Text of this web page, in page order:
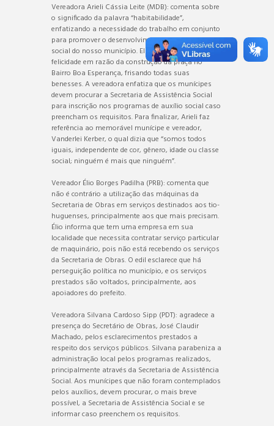
Vereadora Arieli Cássia Leite (MDB): comenta sobre
o significado da palavra “habitabilidade”,
enfatizando a necessidade do trabalho em conjunto
para promover o desenvolvimento econômico e
social do nosso município. Ela expressa sua
felicidade em razão da construção da praça no
Bairro Boa Esperança, frisando todas suas
benesses. A vereadora enfatiza que os munícipes
devem procurar a Secretaria de Assistência Social
para inscrição nos programas de auxílio social caso
preencham os requisitos. Para finalizar, Arieli faz
referência ao memorável munícipe e vereador,
Vanderlei Kerber, o qual dizia que “somos todos
iguais, independente de cor, gênero, idade ou classe
social; ninguém é mais que ninguém”.
Vereador Élio Borges Padilha (PRB): comenta que
não é contrário a utilização das máquinas da
Secretaria de Obras em serviços destinados aos tio-
huguenses, principalmente aos que mais precisam.
Élio informa que tem uma empresa em sua
localidade que necessita contratar serviço particular
de maquinário, pois não está recebendo os serviços
da Secretaria de Obras. O edil esclarece que há
perseguição política no município, e os serviços
prestados são voltados, principalmente, aos
apoiadores do prefeito.
Vereadora Silvana Cardoso Sipp (PDT): agradece a
presença do Secretário de Obras, José Claudir
Machado, pelos esclarecimentos prestados a
respeito dos serviços públicos. Silvana parabeniza a
administração local pelos programas realizados,
principalmente através da Secretaria de Assistência
Social. Aos munícipes que não foram contemplados
pelos auxílios, devem procurar, o mais breve
possível, a Secretaria de Assistência Social e se
informar caso preenchem os requisitos.